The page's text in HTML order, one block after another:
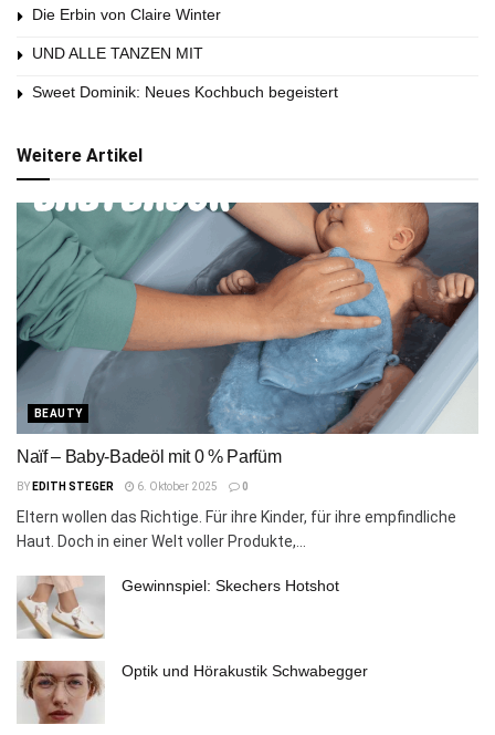
Die Erbin von Claire Winter
UND ALLE TANZEN MIT
Sweet Dominik: Neues Kochbuch begeistert
Weitere Artikel
BEAUTY
Naïf – Baby-Badeöl mit 0 % Parfüm
BY EDITH STEGER 6. Oktober 2025 0
Eltern wollen das Richtige. Für ihre Kinder, für ihre empfindliche
Haut. Doch in einer Welt voller Produkte,...
Gewinnspiel: Skechers Hotshot
Optik und Hörakustik Schwabegger